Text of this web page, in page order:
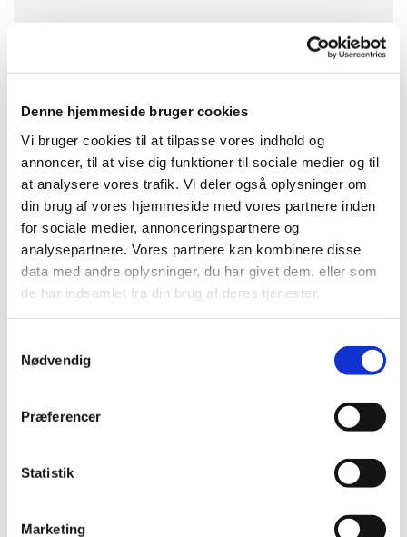
Denne hjemmeside bruger cookies
Vi bruger cookies til at tilpasse vores indhold og
annoncer, til at vise dig funktioner til sociale medier og til
at analysere vores trafik. Vi deler også oplysninger om
din brug af vores hjemmeside med vores partnere inden
for sociale medier, annonceringspartnere og
analysepartnere. Vores partnere kan kombinere disse
data med andre oplysninger, du har givet dem, eller som
de har indsamlet fra din brug af deres tjenester.
Nødvendig
Præferencer
Statistik
Marketing
Skt. Jørgens Kirke, Parkvej 101, 4700
Koret Grateful Gospel øver hver mandag hos os i Skt.
Jørgens Kirke. Du er også velkommen! Du skal kunne
synge, men der er ikke nogen optagelsesprøve. Der er
et deltagergebyr, men første gang du deltager er gratis
og uforpligtende.
Kontakt korleder Stefan Ægidius på
stefgid@gmail.com for mere information :-)